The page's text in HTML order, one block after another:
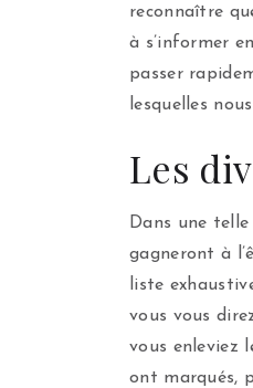
reconnaître
à s’informer
passer
lesquelles
Les
Dans une
gagneront à
liste
vous vous
vous enleviez
ont marqués,